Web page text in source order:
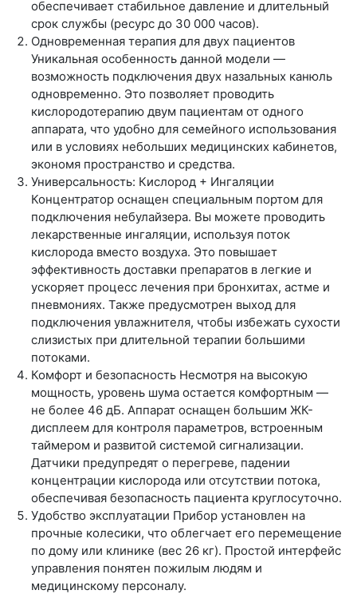
обеспечивает стабильное давление и длительный
срок службы (ресурс до 30 000 часов).
Одновременная терапия для двух пациентов
Уникальная особенность данной модели —
возможность подключения двух назальных канюль
одновременно. Это позволяет проводить
кислородотерапию двум пациентам от одного
аппарата, что удобно для семейного использования
или в условиях небольших медицинских кабинетов,
экономя пространство и средства.
Универсальность: Кислород + Ингаляции
Концентратор оснащен специальным портом для
подключения небулайзера. Вы можете проводить
лекарственные ингаляции, используя поток
кислорода вместо воздуха. Это повышает
эффективность доставки препаратов в легкие и
ускоряет процесс лечения при бронхитах, астме и
пневмониях. Также предусмотрен выход для
подключения увлажнителя, чтобы избежать сухости
слизистых при длительной терапии большими
потоками.
Комфорт и безопасность Несмотря на высокую
мощность, уровень шума остается комфортным —
не более46 дБ. Аппарат оснащен большим ЖК-
дисплеем для контроля параметров, встроенным
таймером и развитой системой сигнализации.
Датчики предупредят о перегреве, падении
концентрации кислорода или отсутствии потока,
обеспечивая безопасность пациента круглосуточно.
Удобство эксплуатации Прибор установлен на
прочные колесики, что облегчает его перемещение
по дому или клинике (вес 26 кг). Простой интерфейс
управления понятен пожилым людям и
медицинскому персоналу.